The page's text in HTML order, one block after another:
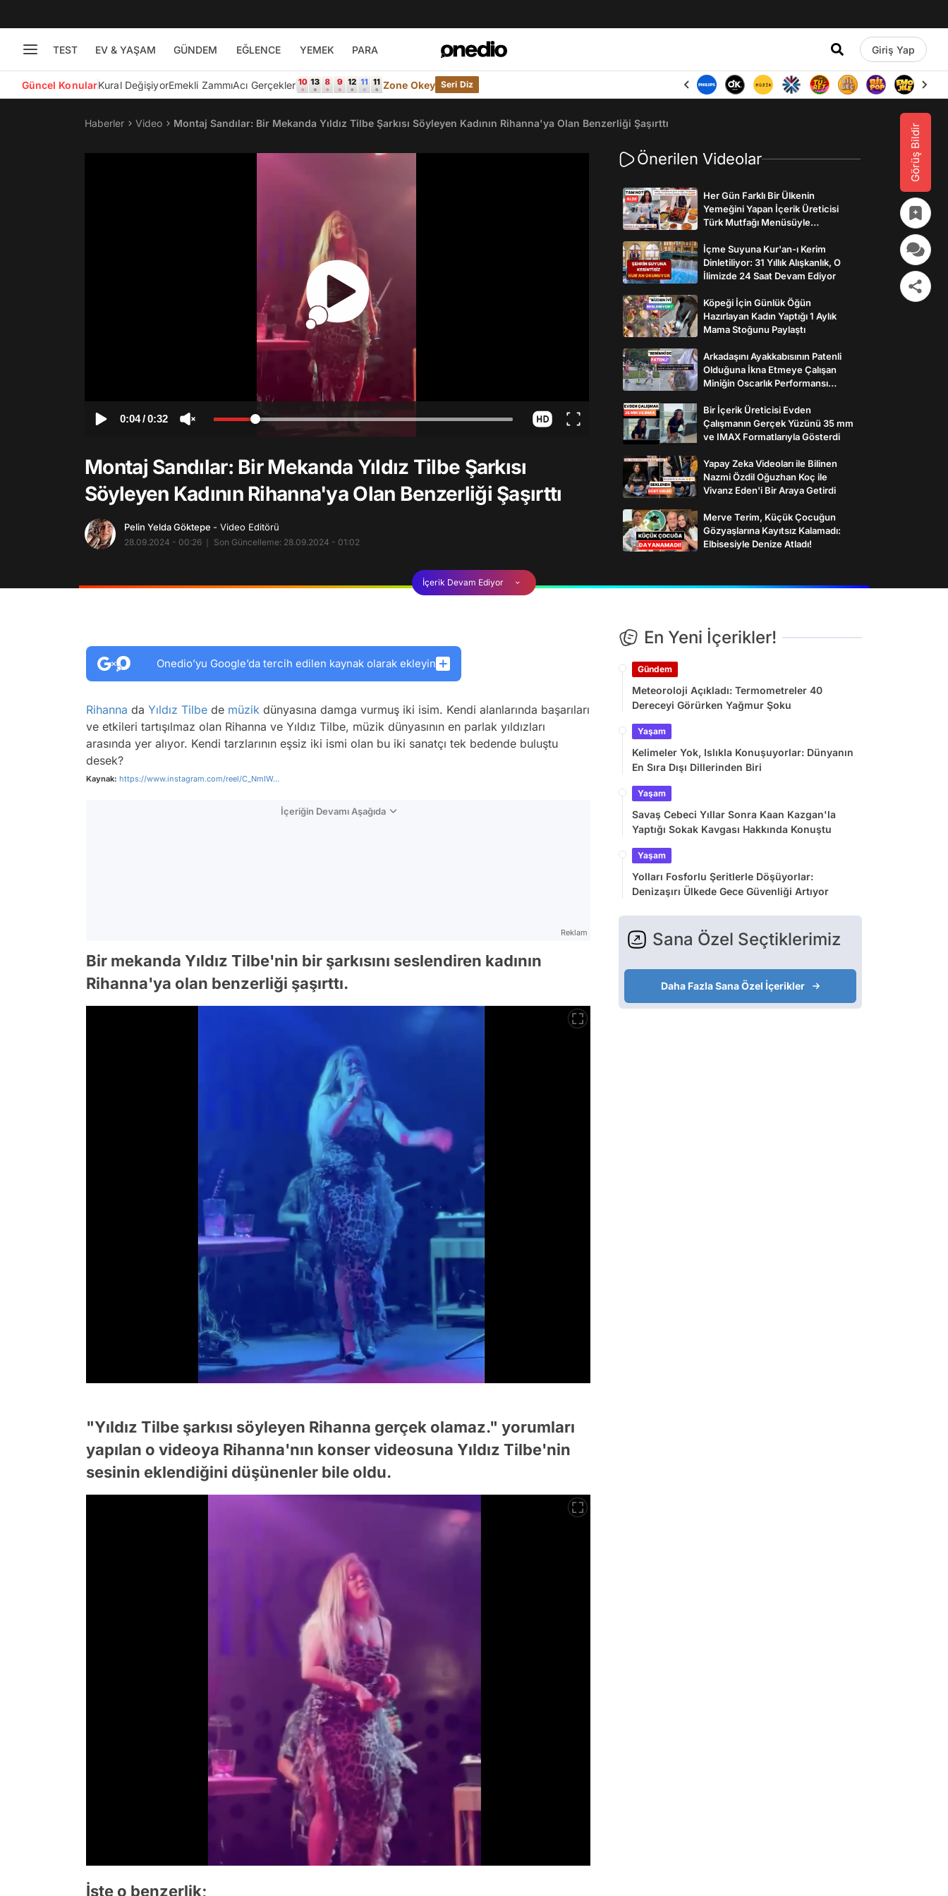
TEST EV & YAŞAM GÜNDEM EĞLENCE YEMEK PARA Giriş Yap
Güncel KonularKural DeğişiyorEmekli ZammıAcı Gerçekler Zone Okey Seri Diz
Görüş Bildir
Haberler Video Montaj Sandılar: Bir Mekanda Yıldız Tilbe Şarkısı Söyleyen Kadının Rihanna'ya Olan Benzerliği Şaşırttı
0:04/0:32
Montaj Sandılar: Bir Mekanda Yıldız Tilbe Şarkısı
Söyleyen Kadının Rihanna'ya Olan Benzerliği Şaşırttı
Pelin Yelda Göktepe - Video Editörü
28.09.2024 - 00:26 Son Güncelleme: 28.09.2024 - 01:02
Önerilen Videolar
Her Gün Farklı Bir Ülkenin
Yemeğini Yapan İçerik Üreticisi
Türk Mutfağı Menüsüyle
İçme Suyuna Kur'an-ı Kerim
Dinletiliyor: 31 Yıllık Alışkanlık, O
İlimizde 24 Saat Devam Ediyor
Köpeği İçin Günlük Öğün
Hazırlayan Kadın Yaptığı 1 Aylık
Mama Stoğunu Paylaştı
Arkadaşını Ayakkabısının Patenli
Olduğuna İkna Etmeye Çalışan
Miniğin Oscarlık Performansı
Bir İçerik Üreticisi Evden
Çalışmanın Gerçek Yüzünü 35 mm
ve IMAX Formatlarıyla Gösterdi
Yapay Zeka Videoları ile Bilinen
Nazmi Özdil Oğuzhan Koç ile
Vivanz Eden'i Bir Araya Getirdi
Merve Terim, Küçük Çocuğun
Gözyaşlarına Kayıtsız Kalamadı:
Elbisesiyle Denize Atladı!
İçerik Devam Ediyor
Onedio’yu Google’da tercih edilen kaynak olarak ekleyin
Rihanna da Yıldız Tilbe de müzik dünyasına damga vurmuş iki isim. Kendi alanlarında başarıları
ve etkileri tartışılmaz olan Rihanna ve Yıldız Tilbe, müzik dünyasının en parlak yıldızları
arasında yer alıyor. Kendi tarzlarının eşsiz iki ismi olan bu iki sanatçı tek bedende buluştu
desek?
Kaynak: https://www.instagram.com/reel/C_NmIW...
İçeriğin Devamı Aşağıda
Reklam
Bir mekanda Yıldız Tilbe'nin bir şarkısını seslendiren kadının
Rihanna'ya olan benzerliği şaşırttı.
"Yıldız Tilbe şarkısı söyleyen Rihanna gerçek olamaz." yorumları
yapılan o videoya Rihanna'nın konser videosuna Yıldız Tilbe'nin
sesinin eklendiğini düşünenler bile oldu.
İşte o benzerlik;
En Yeni İçerikler!
Gündem
Meteoroloji Açıkladı: Termometreler 40
Dereceyi Görürken Yağmur Şoku
Yaşam
Kelimeler Yok, Islıkla Konuşuyorlar: Dünyanın
En Sıra Dışı Dillerinden Biri
Yaşam
Savaş Cebeci Yıllar Sonra Kaan Kazgan'la
Yaptığı Sokak Kavgası Hakkında Konuştu
Yaşam
Yolları Fosforlu Şeritlerle Döşüyorlar:
Denizaşırı Ülkede Gece Güvenliği Artıyor
Sana Özel Seçtiklerimiz
Daha Fazla Sana Özel İçerikler